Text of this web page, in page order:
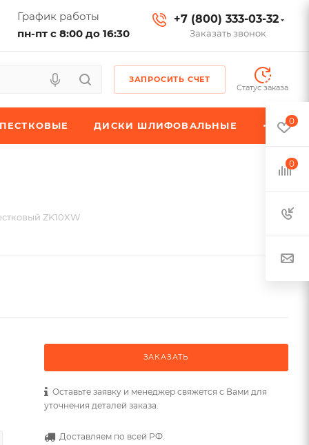
График работы
пн-пт с 8:00 до 16:30
+7 (800) 333-03-32
Заказать звонок
ЗАПРОСИТЬ СЧЕТ
Статус заказа
ДИСКИ ШЛИФОВАЛЬНЫЕ
ZK10XW
ЗАКАЗАТЬ
Оставьте заявку и менеджер свяжется с Вами для
уточнения деталей заказа.
Доставляем по всей РФ.
0
0